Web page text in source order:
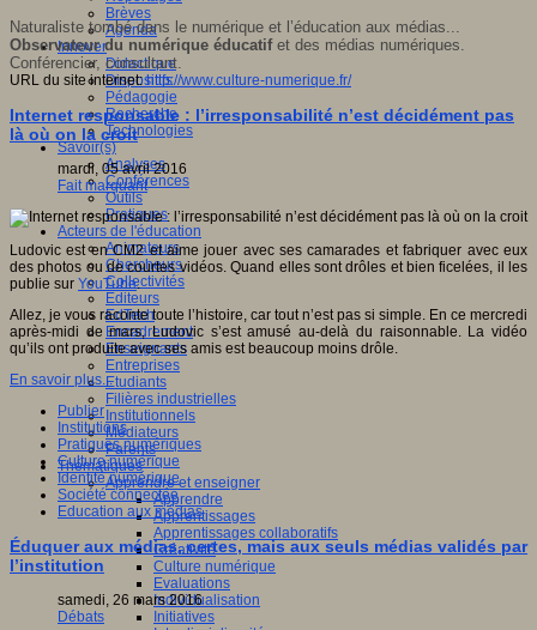
Brèves
Agenda
Innover
Didactique
Dispositifs
Pédagogie
Recherche
Technologies
Savoir(s)
Analyses
Conférences
Outils
Pratiques
Acteurs de l'éducation
Animateurs
Chercheurs
Collectivités
Editeurs
EdTech
Encadrement
Enseignants
Entreprises
Etudiants
Filières industrielles
Institutionnels
Médiateurs
Parents
Thématiques
Apprendre et enseigner
Apprendre
Apprentissages
Apprentissages collaboratifs
Créativité
Culture numérique
Evaluations
Individualisation
Initiatives
Naturaliste tombé dans le numérique et l’éducation aux médias...
Observateur du numérique éducatifet des médias numériques.
Conférencier, consultant.
URL du site internet:http://www.culture-numerique.fr/
Internet responsable : l’irresponsabilité n’est décidément pas
là où on la croit
mardi, 05 avril 2016
Fait marquant
Ludovic est en CM2 et aime jouer avec ses camarades et fabriquer avec eux
des photos ou de courtes vidéos. Quand elles sont drôles et bien ficelées, il les
publie sur YouTube.
Allez, je vous raconte toute l’histoire, car tout n’est pas si simple. En ce mercredi
après-midi de mars, Ludovic s’est amusé au-delà du raisonnable. La vidéo
qu’ils ont produite avec ses amis est beaucoup moins drôle.
En savoir plus...
Publier
Institutions
Pratiques numériques
Culture numérique
Identité numérique
Société connectée
Education aux médias
Éduquer aux médias, certes, mais aux seuls médias validés par
l’institution
samedi, 26 mars 2016
Débats